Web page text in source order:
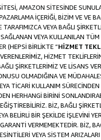
AMAZON SİTESİNDE
İÇERİĞİ, BİZİM VE VE
VEYA BAĞLI
VEYA KULLANILAN
(HEPSİ BİRLİKTE “HİZMET
HİZMET
ŞİRKETLERİMİZ VE LİSANS
OLMADIĞINA VE
TİCARİ KULLANIM
HERHANGİ BİRİNİ
BİZ, BAĞLI
BELİRLİ BİR ŞEKİLDE İŞLEVİNİ
VERMEMEKTEDİR. BİZ,
VEYA SİSTEM